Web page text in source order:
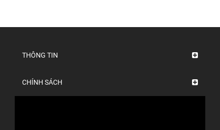
THÔNG TIN
CHÍNH SÁCH